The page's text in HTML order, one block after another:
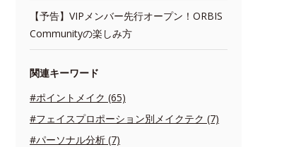
【予告】VIPメンバー先行オープン！ORBIS
Communityの楽しみ方
関連キーワード
#ポイントメイク (65)
#フェイスプロポーション別メイクテク (7)
#パーソナル分析 (7)